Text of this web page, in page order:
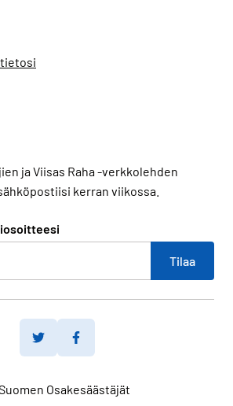
ja Viisas Raha -verkkolehden
kerran viikossa.
Osakesäästäjät